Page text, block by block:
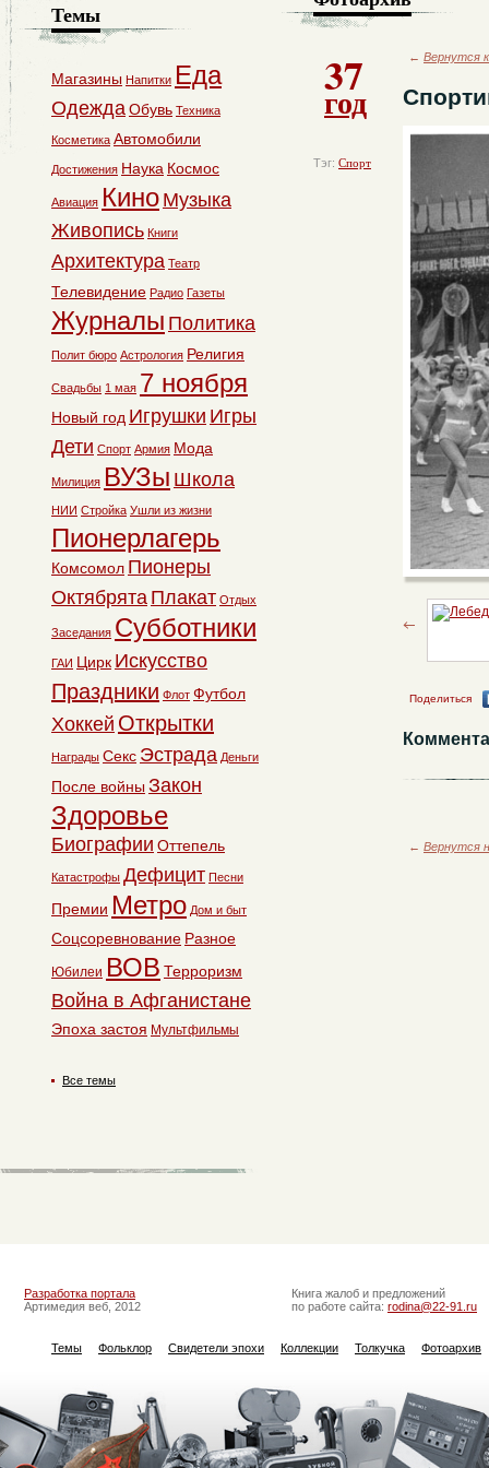
37
год
Тэг: Спорт
← Вернутся
Поделиться
← Вернутся
Темы
Магазины Напитки Еда
ОдеждаОбувь Техника
Косметика Автомобили
Достижения Наука Космос
Авиация Кино Музыка
Живопись Книги
Архитектура Театр
Телевидение Радио Газеты
Журналы Политика
Полит бюро Астрология Религия
Свадьбы 1 мая 7 ноября
Новый год Игрушки Игры
Дети Спорт Армия Мода
Милиция ВУЗы Школа
НИИ Стройка Ушли из жизни
Пионерлагерь
Комсомол Пионеры
Октябрята Плакат Отдых
Заседания Субботники
ГАИ Цирк Искусство
Праздники Флот Футбол
Хоккей Открытки
Награды Секс Эстрада Деньги
После войны Закон
Здоровье
Биографии Оттепель
Катастрофы Дефицит Песни
Премии Метро Дом и быт
Соцсоревнование Разное
Юбилеи ВОВ Терроризм
Война в Афганистане
Эпоха застоя Мультфильмы
Все темы
Разработка портала
Артимедия веб, 2012
Книга жалоб и предложений
по работе сайта: rodina@22-91.ru
Темы Фольклор Свидетели эпохи Коллекции Толкучка Фотоархив